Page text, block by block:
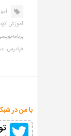
آموزش
فرادرس,
با من در